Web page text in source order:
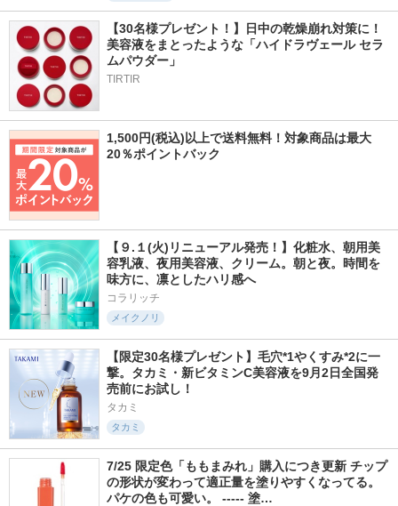
【30名様プレゼント！】日中の乾燥崩れ対策に！
美容液をまとったような「ハイドラヴェール セラ
ムパウダー」
TIRTIR
1,500円(税込)以上で送料無料！対象商品は最大
20％ポイントバック
【９.１(火)リニューアル発売！】化粧水、朝用美
容乳液、夜用美容液、クリーム。朝と夜。時間を
味方に、凛としたハリ感へ
コラリッチ
メイクノリ
【限定30名様プレゼント】毛穴*1やくすみ*2に一
撃。タカミ・新ビタミンC美容液を9月2日全国発
売前にお試し！
タカミ
タカミ
7/25 限定色「ももまみれ」購入につき更新 チップ
の形状が変わって適正量を塗りやすくなってる。
パケの色も可愛い。 ----- 塗…